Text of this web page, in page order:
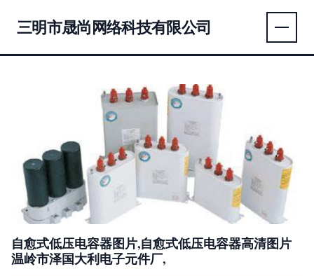
三明市晟尚网络科技有限公司
自愈式低压电容器图片,自愈式低压电容器高清图片
温岭市泽国大利电子元件厂,